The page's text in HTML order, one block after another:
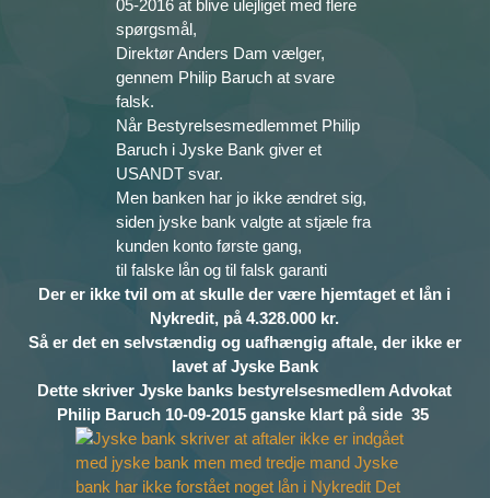
05-2016 at blive ulejliget med flere
spørgsmål,
Direktør Anders Dam vælger,
gennem Philip Baruch at svare
falsk.
Når Bestyrelsesmedlemmet Philip
Baruch i Jyske Bank giver et
USANDT svar.
Men banken har jo ikke ændret sig,
siden jyske bank valgte at stjæle fra
kunden konto første gang,
til falske lån og til falsk garanti
Der er ikke tvil om at skulle der være hjemtaget et lån i
Nykredit, på 4.328.000 kr.
Så er det en selvstændig og uafhængig aftale, der ikke er
lavet af Jyske Bank
Dette skriver Jyske banks bestyrelsesmedlem Advokat
Philip Baruch 10-09-2015 ganske klart på side 35